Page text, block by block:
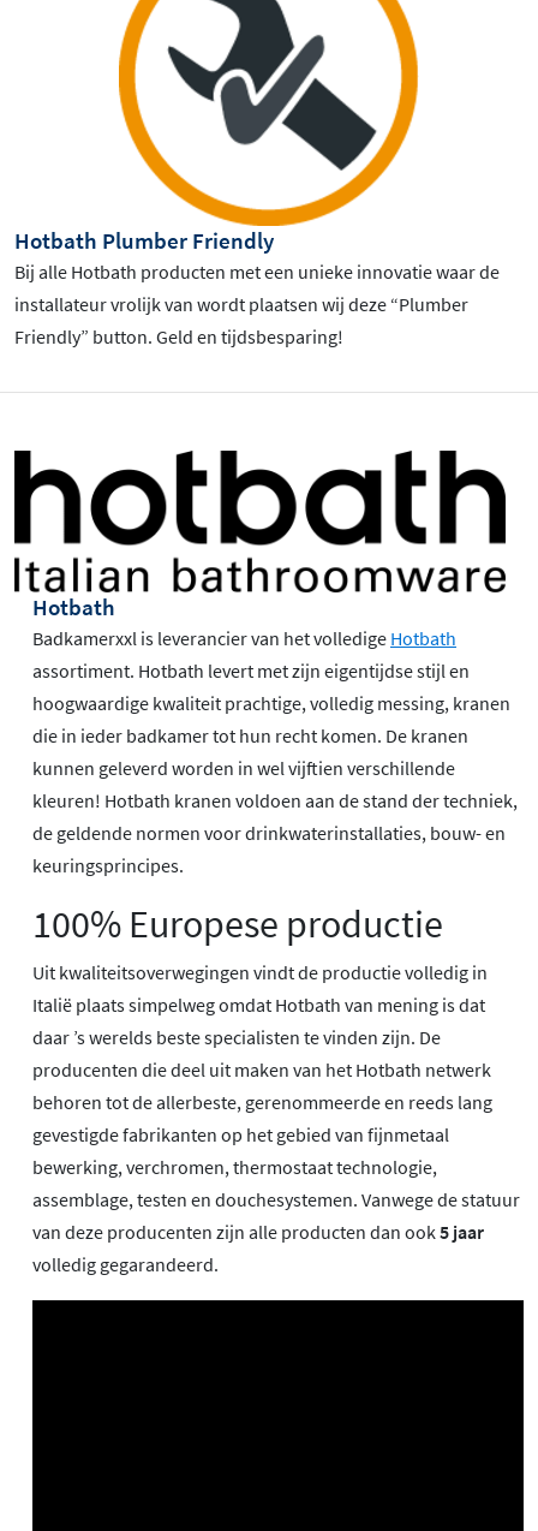
Hotbath Plumber Friendly
Bij alle Hotbath producten met een unieke innovatie waar de
installateur vrolijk van wordt plaatsen wij deze “Plumber
Friendly” button. Geld en tijdsbesparing!
Hotbath
Badkamerxxl is leverancier van het volledige Hotbath
assortiment. Hotbath levert met zijn eigentijdse stijl en
hoogwaardige kwaliteit prachtige, volledig messing, kranen
die in ieder badkamer tot hun recht komen. De kranen
kunnen geleverd worden in wel vijftien verschillende
kleuren! Hotbath kranen voldoen aan de stand der techniek,
de geldende normen voor drinkwaterinstallaties, bouw- en
keuringsprincipes.
100% Europese productie
Uit kwaliteitsoverwegingen vindt de productie volledig in
Italië plaats simpelweg omdat Hotbath van mening is dat
daar ’s werelds beste specialisten te vinden zijn. De
producenten die deel uit maken van het Hotbath netwerk
behoren tot de allerbeste, gerenommeerde en reeds lang
gevestigde fabrikanten op het gebied van fijnmetaal
bewerking, verchromen, thermostaat technologie,
assemblage, testen en douchesystemen. Vanwege de statuur
van deze producenten zijn alle producten dan ook5 jaar
volledig gegarandeerd.